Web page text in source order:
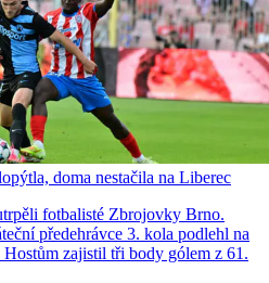
doma nestačila na Liberec
fotbalisté Zbrojovky Brno.
předehrávce 3. kola podlehl na
zajistil tři body gólem z 61.